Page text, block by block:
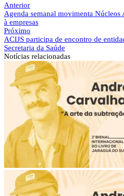
Anterior
Agenda semanal movimenta Núcleos
à empresas
Próximo
ACIJS participa de encontro de
Secretaria da Saúde
Notícias relacionadas